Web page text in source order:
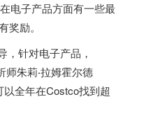
电子产品方面有一些最
奖励。
，针对电子产品，
师朱莉‧拉姆霍尔德
以全年在Costco找到超